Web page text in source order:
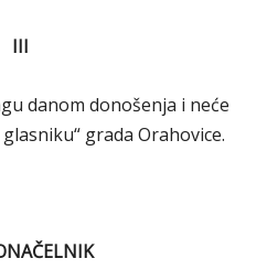
III
danom donošenja i neće
grada Orahovice.